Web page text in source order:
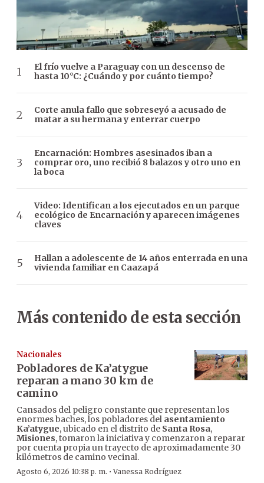
El frío vuelve a Paraguay con un descenso de
hasta 10°C: ¿Cuándo y por cuánto tiempo?
Corte anula fallo que sobreseyó a acusado de
matar a su hermana y enterrar cuerpo
Encarnación: Hombres asesinados iban a
comprar oro, uno recibió 8 balazos y otro uno en
la boca
Video: Identifican a los ejecutados en un parque
ecológico de Encarnación y aparecen imágenes
claves
Hallan a adolescente de 14 años enterrada en una
vivienda familiar en Caazapá
Más contenido de esta sección
Nacionales
Pobladores de Ka’atygue
reparan a mano 30 km de
camino
Cansados del peligro constante que representan los
enormes baches, los pobladores del asentamiento
Ka’atygue, ubicado en el distrito de Santa Rosa,
Misiones, tomaron la iniciativa y comenzaron a reparar
por cuenta propia un trayecto de aproximadamente 30
kilómetros de camino vecinal.
Agosto 6, 2026 10:38 p. m. ·Vanessa Rodríguez